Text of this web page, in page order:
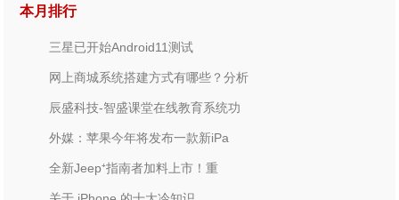
本月排行
三星已开始Android11测试
网上商城系统搭建方式有哪些？分析
辰盛科技-智盛课堂在线教育系统功
外媒：苹果今年将发布一款新iPa
全新Jeep⁺指南者加料上市！重